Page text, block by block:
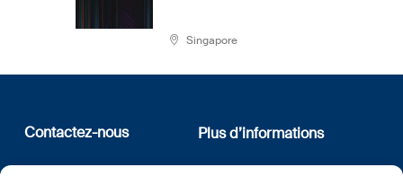
Singapore
Contactez-nous
12, rue Erasme
Plus d’informations
Qui sommes nous